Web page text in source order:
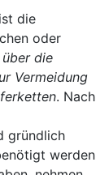
die
oder
die
Vermeidung
. Nach
gründlich
werden